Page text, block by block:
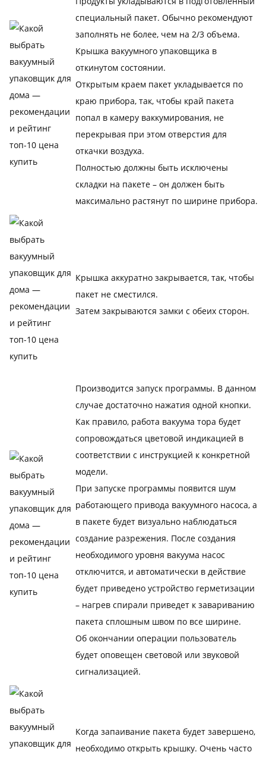
специальный пакет. Обычно рекомендуют
заполнять не более, чем на 2/3 объема.
Крышка вакуумного упаковщика в
откинутом состоянии.
Открытым краем пакет укладывается по
краю прибора, так, чтобы край пакета
попал в камеру ваккумирования, не
перекрывая при этом отверстия для
откачки воздуха.
Полностью должны быть исключены
складки на пакете – он должен быть
максимально растянут по ширине прибора.
Крышка аккуратно закрывается, так, чтобы
пакет не сместился.
Затем закрываются замки с обеих сторон.
Производится запуск программы. В данном
случае достаточно нажатия одной кнопки.
Как правило, работа вакуума тора будет
сопровождаться цветовой индикацией в
соответствии с инструкцией к конкретной
модели.
При запуске программы появится шум
работающего привода вакуумного насоса, а
в пакете будет визуально наблюдаться
создание разрежения. После создания
необходимого уровня вакуума насос
отключится, и автоматически в действие
будет приведено устройство герметизации
– нагрев спирали приведет к завариванию
пакета сплошным швом по все ширине.
Об окончании операции пользователь
будет оповещен световой или звуковой
сигнализацией.
Когда запаивание пакета будет завершено,
необходимо открыть крышку. Очень часто